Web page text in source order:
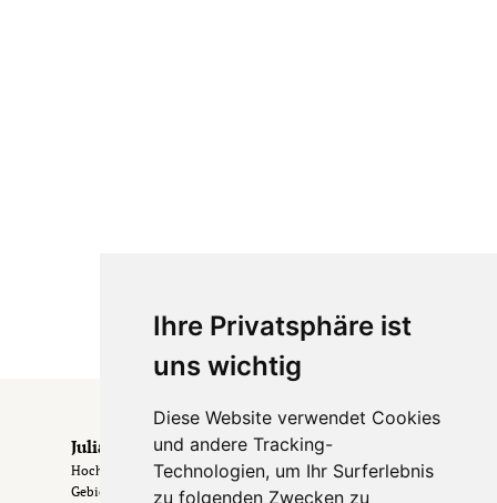
Ihre Privatsphäre ist
uns wichtig
Diese Website verwendet Cookies
und andere Tracking-
Technologien, um Ihr Surferlebnis
zu folgenden Zwecken zu
Julia & Erik
Hochzeitsfotografen aus Frankfurt & dem Rhein-Main-
Gebiet
. Hochzeiten in Frankfurt, im Rheingau &